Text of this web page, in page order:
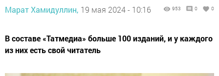
Марат Хамидуллин, 19 мая 2024 - 10:16 953 0 0
В составе «Татмедиа» больше 100 изданий, и у каждого
из них есть свой читатель